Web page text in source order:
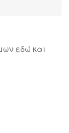
εδώ και